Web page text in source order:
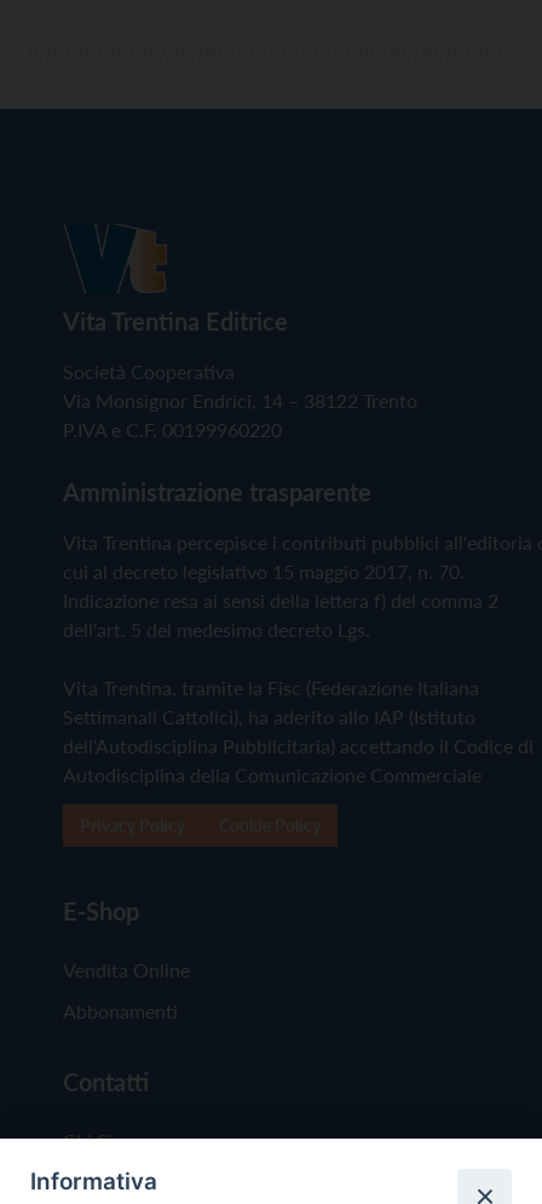
Vita Trentina Editrice
Società Cooperativa
Via Monsignor Endrici, 14 – 38122 Trento
P.IVA e C.F. 00199960220
Amministrazione trasparente
Vita Trentina percepisce i contributi pubblici all'editoria
cui al decreto legislativo 15 maggio 2017, n. 70.
Indicazione resa ai sensi della lettera f) del comma 2
dell'art. 5 del medesimo decreto Lgs.
Vita Trentina, tramite la Fisc (Federazione Italiana
Settimanali Cattolici), ha aderito allo IAP (Istituto
dell'Autodisciplina Pubblicitaria) accettando il Codice di
Autodisciplina della Comunicazione Commerciale
E-Shop
Vendita Online
Abbonamenti
Contatti
Chi Siamo
Redazione
Informativa